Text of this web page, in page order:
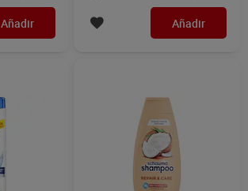
Añadir Añadir